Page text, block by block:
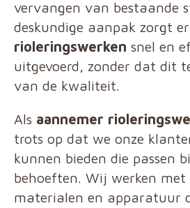
vervangen van bestaande
deskundige aanpak zorgt
rioleringswerken snel en
uitgevoerd, zonder dat dit
van de kwaliteit.
Als aannemer
trots op dat we onze
kunnen bieden die passen
behoeften. Wij werken met
materialen en apparatuur